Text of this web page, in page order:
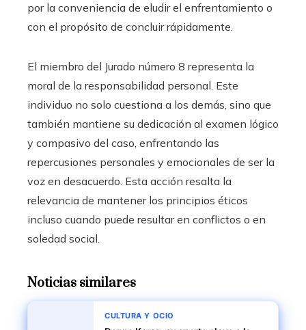
por la conveniencia de eludir el enfrentamiento o
con el propósito de concluir rápidamente.
El miembro del Jurado número 8 representa la
moral de la responsabilidad personal. Este
individuo no solo cuestiona a los demás, sino que
también mantiene su dedicación al examen lógico
y compasivo del caso, enfrentando las
repercusiones personales y emocionales de ser la
voz en desacuerdo. Esta acción resalta la
relevancia de mantener los principios éticos
incluso cuando puede resultar en conflictos o en
soledad social.
Noticias similares
CULTURA Y OCIO